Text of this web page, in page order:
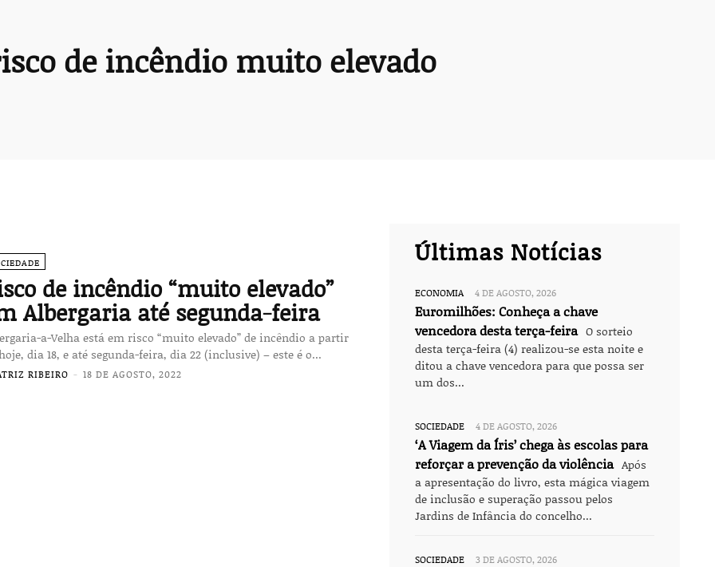
de incêndio muito elevado
de incêndio “muito elevado”
Albergaria até segunda-feira
a-Velha está em risco “muito elevado” de incêndio a partir
dia 18, e até segunda-feira, dia 22 (inclusive) – este é o...
RIBEIRO - 18 DE AGOSTO, 2022
Últimas Notícias
ECONOMIA 4 DE AGOSTO, 2026
Euromilhões: Conheça a chave
vencedora desta terça-feira O sorteio
desta terça-feira (4) realizou-se esta noite e
ditou a chave vencedora para que possa ser
um dos...
SOCIEDADE 4 DE AGOSTO, 2026
‘A Viagem da Íris’ chega às escolas para
reforçar a prevenção da violência Após
a apresentação do livro, esta mágica viagem
de inclusão e superação passou pelos
Jardins de Infância do concelho...
SOCIEDADE 3 DE AGOSTO, 2026